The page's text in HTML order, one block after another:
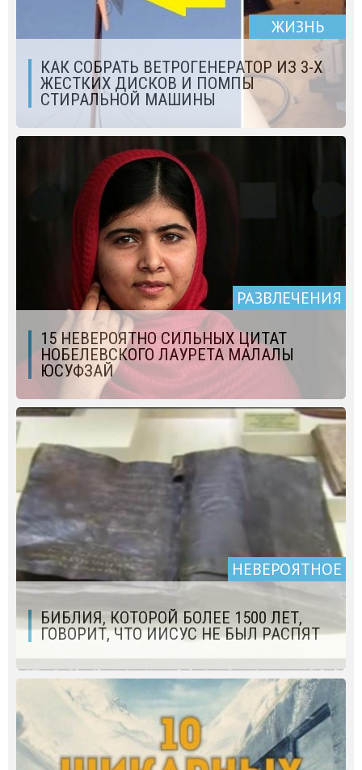
ЖИЗНЬ
КАК СОБРАТЬ ВЕТРОГЕНЕРАТОР ИЗ 3-Х
ЖЕСТКИХ ДИСКОВ И ПОМПЫ
СТИРАЛЬНОЙ МАШИНЫ
РАЗВЛЕЧЕНИЯ
15 НЕВЕРОЯТНО СИЛЬНЫХ ЦИТАТ
НОБЕЛЕВСКОГО ЛАУРЕТА МАЛАЛЫ
ЮСУФЗАЙ
НЕВЕРОЯТНОЕ
БИБЛИЯ, КОТОРОЙ БОЛЕЕ 1500 ЛЕТ,
ГОВОРИТ, ЧТО ИИСУС НЕ БЫЛ РАСПЯТ